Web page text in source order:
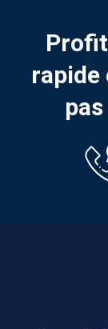
rapide